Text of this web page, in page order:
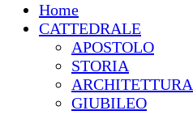
Home
CATTEDRALE
APOSTOLO
STORIA
ARCHITETTURA
GIUBILEO